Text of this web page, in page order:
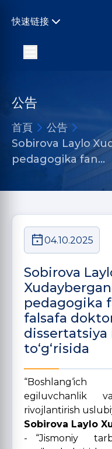
快速链接
公告
首頁
公告
Sobirova Laylo
pedagogika fan…
04.10.2025
Sobirova
pedagogika
falsafa
dissertatsiya
to‘g‘risida
egiluvchanlik
rivojlantirish
Sobirova Laylo
- “Jismoniy